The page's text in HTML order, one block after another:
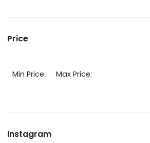
Price
Min Price: Max Price:
Instagram